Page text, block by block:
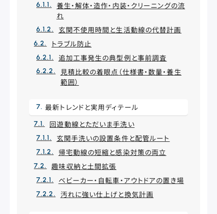
養生・解体・造作・内装・クリーニングの流
れ
玄関不使用時間と生活動線の代替計画
トラブル防止
追加工事発生の典型例と事前調査
見積比較の着眼点（仕様書・数量・養生
範囲）
最新トレンドと実用ディテール
回遊動線とただいま手洗い
玄関手洗いの設置条件と配管ルート
帰宅動線の短縮と感染対策の両立
趣味収納と土間拡張
ベビーカー・自転車・アウトドアの置き場
汚れに強い仕上げと換気計画